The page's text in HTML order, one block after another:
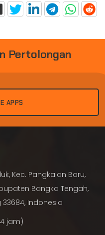
N PERTOLONGAN
APPS
Kec. Pangkalan Baru,
Bangka Tengah,
Indonesia
jam)